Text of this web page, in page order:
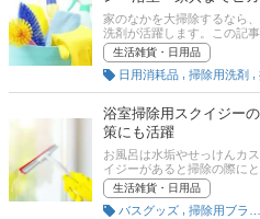
家のなかを大掃除するなら
洗剤が活躍します。この記
さんと編集部が、大掃除に
品をご紹介します。多目的
こともポイントです。記事
新人気ランキングやスペッ
てみてください。
生活雑貨・日用品
日用消耗品
掃除用洗剤
浴室掃除用スクイジー
策にも活躍
お風呂は水垢やせっけんカ
イジーがあると掃除の際に
まわしのよいミニサイズも
んな浴室掃除に向くスクイ
事の後半では、通販サイト
生活雑貨・日用品
バスグッズ